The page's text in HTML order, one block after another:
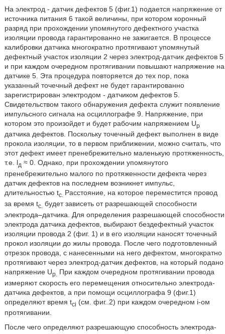
На электрод - датчик дефектов 5 (фиг.1) подается напряжение от
источника питания 6 такой величины, при котором коронный
разряд при прохождении упомянутого дефектного участка
изоляции провода гарантированно не зажигается. В процессе
калибровки датчика многократно протягивают упомянутый
дефектный участок изоляции 2 через электрод-датчик дефектов 5
и при каждом очередном протягивании повышают напряжение на
датчике 5. Эта процедура повторяется до тех пор, пока
указанный точечный дефект не будет гарантированно
зарегистрирован электродом - датчиком дефектов 5.
Свидетельством такого обнаружения дефекта служит появление
импульсного сигнала на осциллографе 9. Напряжение, при
котором это произойдет и будет рабочим напряжением Up
датчика дефектов. Поскольку точечный дефект выполнен в виде
прокола изоляции, то в первом приближении, можно считать, что
этот дефект имеет пренебрежительно маленькую протяженность,
т.е. lд ≈ 0. Однако, при прохождении упомянутого
пренебрежительно малого по протяженности дефекта через
датчик дефектов на последнем возникнет импульс,
длительностью tс. Расстояние, на которое переместится провод
за время tс. будет зависеть от разрешающей способности
электрода–датчика. Для определения разрешающей способности
электрода датчика дефектов, выбирают бездефектный участок
изоляции провода 2 (фиг. 1) и в его изоляции наносят точечный
прокол изоляции до жилы провода. После чего подготовленный
отрезок провода, с нанесенными на него дефектом, многократно
протягивают через электрод-датчик дефектов, на который подано
напряжение Up.
При каждом очередном протягивании провода
измеряют скорость его перемещения относительно электрода-
датчика дефектов, а при помощи осциллографа 9 (фиг.1)
определяют время tci (см. фиг..2) при каждом очередном i-ом
протягивании.
После чего определяют разрешающую способность электрода-